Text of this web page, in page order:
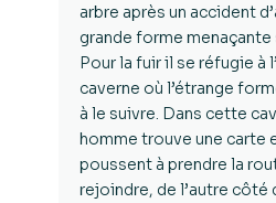
arbre après un accident
grande forme menaçante
Pour la fuir il se réfugie à
caverne où l’étrange
à le suivre. Dans cette
homme trouve une carte
poussent à prendre la
rejoindre, de l’autre côté